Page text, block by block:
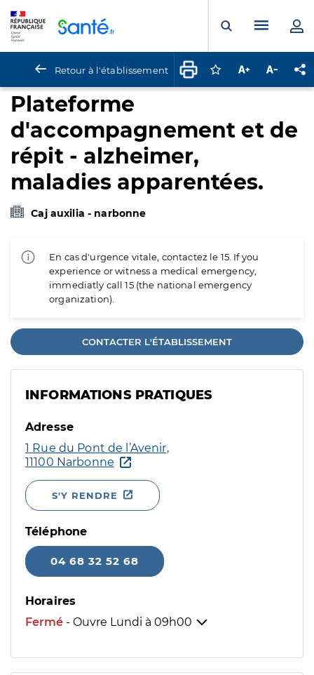
Ouvrir laMenu
Retour à l'établissement Connectez-vous
Augmenter la
Plateforme
d'accompagnement et de
répit - alzheimer,
maladies apparentées.
Caj auxilia - narbonne
En cas d'urgence vitale, contactez le 15. If you
experience or witness a medical emergency,
immediatly call 15 (the national emergency
organization).
CONTACTER L'ÉTABLISSEMENT
INFORMATIONS PRATIQUES
Adresse
1 Rue du Pont de l’Avenir,
11100 Narbonne
S'Y RENDRE
Téléphone
04 68 32 52 68
Horaires
Fermé - Ouvre Lundi à 09h00